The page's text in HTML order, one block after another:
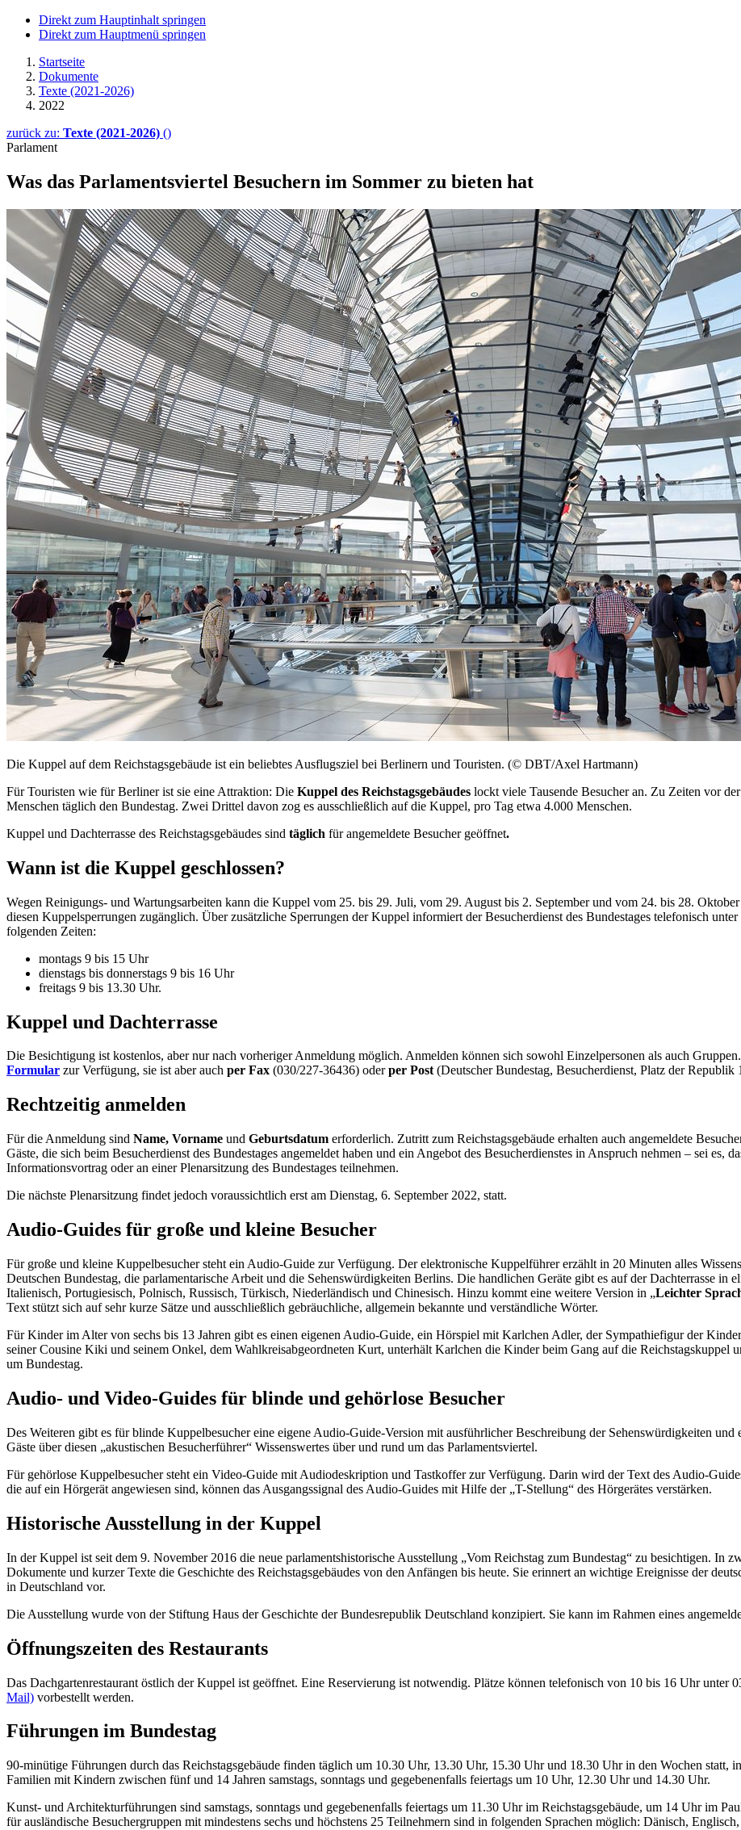
Direkt zum Hauptinhalt springen
Direkt zum Hauptmenü springen
Startseite
Dokumente
Texte (2021-2026)
2022
zurück zu: Texte (2021-2026) ()
Parlament
Was das Parlamentsviertel Besuchern im Sommer zu bieten hat
Die Kuppel auf dem Reichstagsgebäude ist ein beliebtes Ausflugsziel bei Berlinern und Touristen. (© DBT/Axel Hartmann)
Für Touristen wie für Berliner ist sie eine Attraktion: Die Kuppel des Reichstagsgebäudes lockt viele Tausende Besucher an. Zu Zeiten vor
Menschen täglich den Bundestag. Zwei Drittel davon zog es ausschließlich auf die Kuppel, pro Tag etwa 4.000 Menschen.
Kuppel und Dachterrasse des Reichstagsgebäudes sind täglich für angemeldete Besucher geöffnet.
Wann ist die Kuppel geschlossen?
Wegen Reinigungs- und Wartungsarbeiten kann die Kuppel vom 25. bis 29. Juli, vom 29. August bis 2. September und vom 24. bis 28.
diesen Kuppelsperrungen zugänglich. Über zusätzliche Sperrungen der Kuppel informiert der Besucherdienst des Bundestages telefonisch
folgenden Zeiten:
montags 9 bis 15 Uhr
dienstags bis donnerstags 9 bis 16 Uhr
freitags 9 bis 13.30 Uhr.
Kuppel und Dachterrasse
Die Besichtigung ist kostenlos, aber nur nach vorheriger Anmeldung möglich. Anmelden können sich sowohl Einzelpersonen als auch
Formular zur Verfügung, sie ist aber auch per Fax (030/227-36436) oderper Post(Deutscher Bundestag, Besucherdienst, Platz der
Rechtzeitig anmelden
Für die Anmeldung sind Name, Vorname und Geburtsdatum erforderlich. Zutritt zum Reichstagsgebäude erhalten auch angemeldete
Gäste, die sich beim Besucherdienst des Bundestages angemeldet haben und ein Angebot des Besucherdienstes in Anspruch nehmen – sei es,
Informationsvortrag oder an einer Plenarsitzung des Bundestages teilnehmen.
Die nächste Plenarsitzung findet jedoch voraussichtlich erst am Dienstag, 6. September 2022, statt.
Audio-Guides für große und kleine Besucher
Für große und kleine Kuppelbesucher steht ein Audio-Guide zur Verfügung. Der elektronische Kuppelführer erzählt in 20 Minuten alles
Deutschen Bundestag, die parlamentarische Arbeit und die Sehenswürdigkeiten Berlins. Die handlichen Geräte gibt es auf der Dachterrasse in
Italienisch, Portugiesisch, Polnisch, Russisch, Türkisch, Niederländisch und Chinesisch. Hinzu kommt eine weitere Version in „Leichter
Text stützt sich auf sehr kurze Sätze und ausschließlich gebräuchliche, allgemein bekannte und verständliche Wörter.
Für Kinder im Alter von sechs bis 13 Jahren gibt es einen eigenen Audio-Guide, ein Hörspiel mit Karlchen Adler, der Sympathiefigur der
seiner Cousine Kiki und seinem Onkel, dem Wahlkreisabgeordneten Kurt, unterhält Karlchen die Kinder beim Gang auf die Reichstagskuppel
um Bundestag.
Audio- und Video-Guides für blinde und gehörlose Besucher
Des Weiteren gibt es für blinde Kuppelbesucher eine eigene Audio-Guide-Version mit ausführlicher Beschreibung der Sehenswürdigkeiten
Gäste über diesen „akustischen Besucherführer“ Wissenswertes über und rund um das Parlamentsviertel.
Für gehörlose Kuppelbesucher steht ein Video-Guide mit Audiodeskription und Tastkoffer zur Verfügung. Darin wird der Text des Audio-
die auf ein Hörgerät angewiesen sind, können das Ausgangssignal des Audio-Guides mit Hilfe der „T-Stellung“ des Hörgerätes verstärken.
Historische Ausstellung in der Kuppel
In der Kuppel ist seit dem 9. November 2016 die neue parlamentshistorische Ausstellung „Vom Reichstag zum Bundestag“ zu besichtigen. In
Dokumente und kurzer Texte die Geschichte des Reichstagsgebäudes von den Anfängen bis heute. Sie erinnert an wichtige Ereignisse der
in Deutschland vor.
Die Ausstellung wurde von der Stiftung Haus der Geschichte der Bundesrepublik Deutschland konzipiert. Sie kann im Rahmen eines
Öffnungszeiten des Restaurants
Das Dachgartenrestaurant östlich der Kuppel ist geöffnet. Eine Reservierung ist notwendig. Plätze können telefonisch von 10 bis 16 Uhr unter
Mail) vorbestellt werden.
Führungen im Bundestag
90-minütige Führungen durch das Reichstagsgebäude finden täglich um 10.30 Uhr, 13.30 Uhr, 15.30 Uhr und 18.30 Uhr in den Wochen statt,
Familien mit Kindern zwischen fünf und 14 Jahren samstags, sonntags und gegebenenfalls feiertags um 10 Uhr, 12.30 Uhr und 14.30 Uhr.
Kunst- und Architekturführungen sind samstags, sonntags und gegebenenfalls feiertags um 11.30 Uhr im Reichstagsgebäude, um 14 Uhr im
für ausländische Besuchergruppen mit mindestens sechs und höchstens 25 Teilnehmern sind in folgenden Sprachen möglich: Dänisch,